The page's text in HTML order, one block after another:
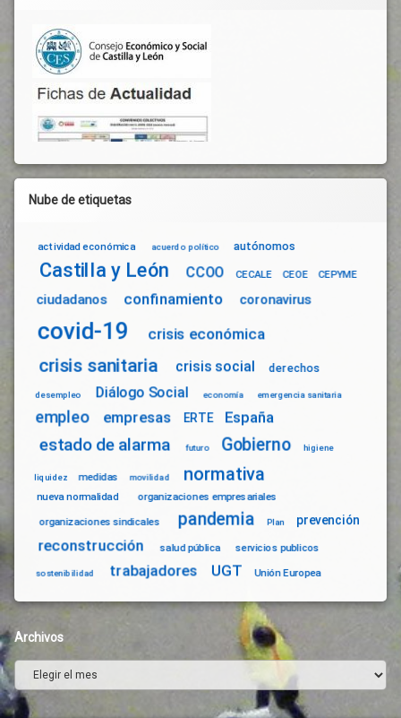
Situación
Irregular
Situación
Sobrevenida
Temporeros
Tratados
Ultraderecha
Violencia
Nube de etiquetas
actividad económica acuerdo político autónomos
Castilla y León CCOO CECALE CEOE CEPYME
ciudadanos confinamiento coronavirus
covid-19 crisis económica
crisis sanitaria crisis social derechos
desempleo Diálogo Social economía emergencia sanitaria
empleo empresas ERTE España
estado de alarma futuro Gobierno higiene
liquidez medidas movilidad normativa
nueva normalidad organizaciones empresariales
organizaciones sindicales pandemia Plan prevención
reconstrucción salud pública servicios publicos
sostenibilidad trabajadores UGT Unión Europea
Archivos
Archivos